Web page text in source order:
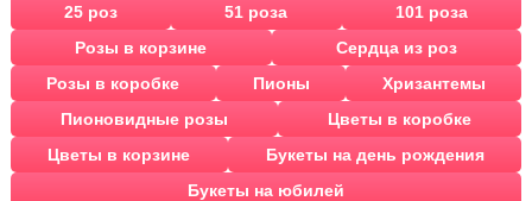
25 роз 51 роза
101 роза
Розы в корзине
Сердца из роз
Розы в коробке
Пионы
Хризантемы
Пионовидные розы
Цветы в коробке
Цветы в корзине
Букеты на день рождения
Букеты на юбилей